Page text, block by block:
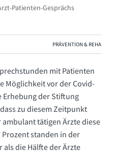
Patienten-Gesprächs
PRÄVENTION & REHA
mit Patienten
Möglichkeit vor der Covid-
Erhebung der Stiftung
zu diesem Zeitpunkt
tätigen Ärzte diese
standen in der
die Hälfte der Ärzte